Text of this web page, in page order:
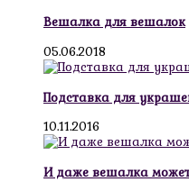
Вешалка для вешалок
05.06.2018
Подставка для
10.11.2016
И даже вешалка